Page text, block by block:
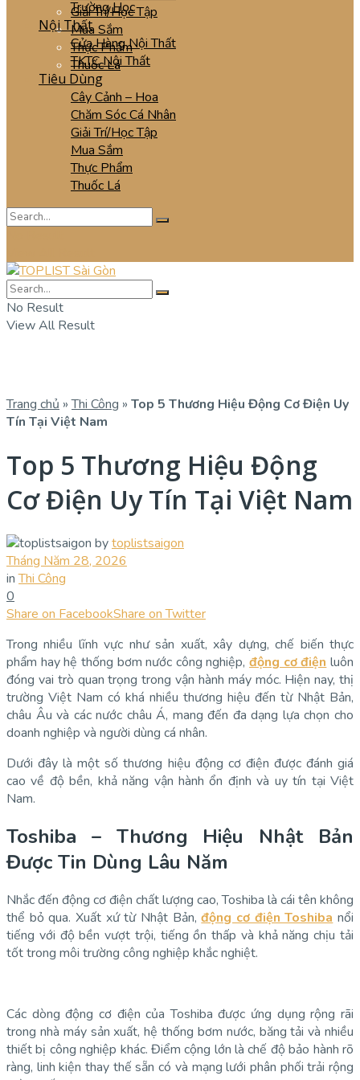
Giải Trí/Học Tập
Mua Sắm
Thực Phẩm
Thuốc Lá
Trường Học
Nội Thất
Cửa Hàng Nội Thất
TKTC Nội Thất
Tiêu Dùng
Cây Cảnh – Hoa
Chăm Sóc Cá Nhân
Giải Trí/Học Tập
Mua Sắm
Thực Phẩm
Thuốc Lá
No Result
View All Result
Trang chủ »Thi Công » Top 5 Thương Hiệu Động Cơ Điện Uy
Tín Tại Việt Nam
Top 5 Thương Hiệu Động
Cơ Điện Uy Tín Tại Việt Nam
bytoplistsaigon
Tháng Năm 28, 2026
in Thi Công
0
Share on FacebookShare on Twitter
Trong nhiều lĩnh vực như sản xuất, xây dựng, chế biến thực
phẩm hay hệ thống bơm nước công nghiệp,động cơ điện luôn
đóng vai trò quan trọng trong vận hành máy móc. Hiện nay, thị
trường Việt Nam có khá nhiều thương hiệu đến từ Nhật Bản,
châu Âu và các nước châu Á, mang đến đa dạng lựa chọn cho
doanh nghiệp và người dùng cá nhân.
Dưới đây là một số thương hiệu động cơ điện được đánh giá
cao về độ bền, khả năng vận hành ổn định và uy tín tại Việt
Nam.
Toshiba – Thương Hiệu Nhật Bản
Được Tin Dùng Lâu Năm
Nhắc đến động cơ điện chất lượng cao, Toshiba là cái tên không
thể bỏ qua. Xuất xứ từ Nhật Bản,động cơ điện Toshiba nổi
tiếng với độ bền vượt trội, tiếng ồn thấp và khả năng chịu tải
tốt trong môi trường công nghiệp khắc nghiệt.
Các dòng động cơ điện của Toshiba được ứng dụng rộng rãi
trong nhà máy sản xuất, hệ thống bơm nước, băng tải và nhiều
thiết bị công nghiệp khác. Điểm cộng lớn là chế độ bảo hành rõ
ràng, linh kiện thay thế sẵn có và mạng lưới phân phối trải rộng